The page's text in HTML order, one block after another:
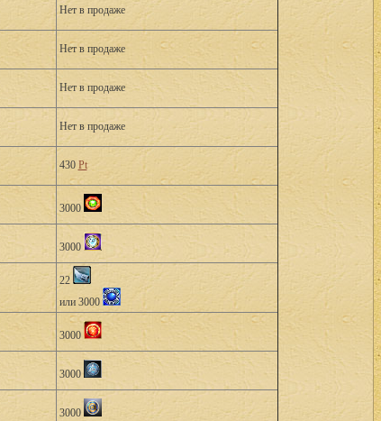
Нет в продаже
Нет в продаже
Нет в продаже
Нет в продаже
430 Pt
3000
3000
22
или 3000
3000
3000
3000